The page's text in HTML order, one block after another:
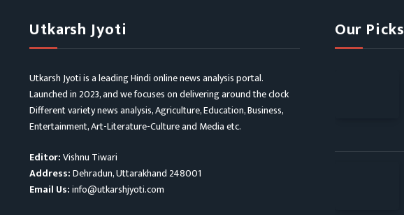
Utkarsh Jyoti
Utkarsh Jyoti is a leading Hindi online news analysis portal.
Launched in 2023, and we focuses on delivering around the clock
Different variety news analysis, Agriculture, Education, Business,
Entertainment, Art-Literature-Culture and Media etc.
Editor:Vishnu Tiwari
Address:Dehradun, Uttarakhand 248001
Email Us:info@utkarshjyoti.com
Our Picks